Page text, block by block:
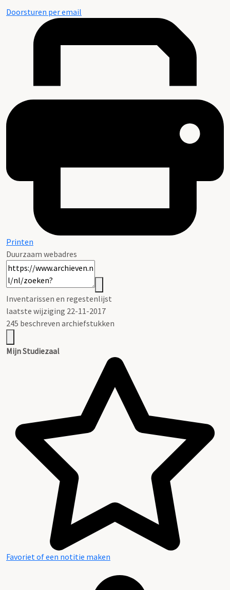
Doorsturen per email
Printen
Duurzaam webadres
Inventarissen en regestenlijst
laatste wijziging 22-11-2017
245 beschreven archiefstukken
Mijn Studiezaal
Favoriet of een notitie maken